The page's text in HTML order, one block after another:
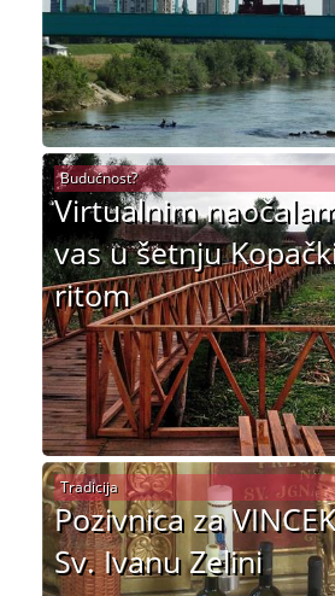
Virtualnim
vas u šetnju
ritom
Budućnost?
Pozivnica za
Sv. Ivanu Zelini
Tradicija